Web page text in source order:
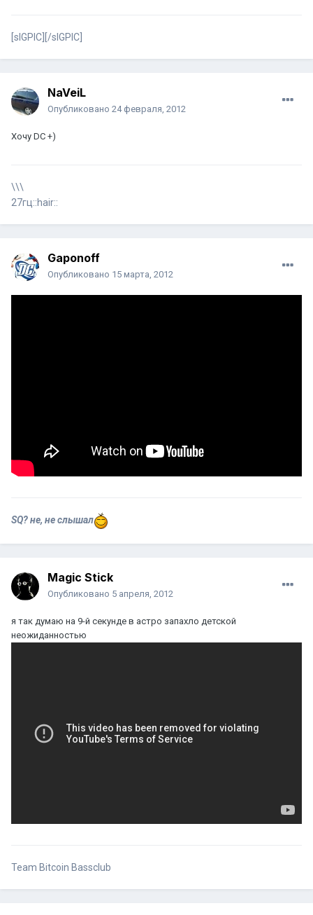
[sIGPIC][/sIGPIC]
NaVeiL
Опубликовано 24 февраля, 2012
Хочу DC +)
\\\
27гц::hair::
Gaponoff
Опубликовано 15 марта, 2012
SQ? не, не слышал
Magic Stick
Опубликовано 5 апреля, 2012
я так думаю на 9-й секунде в астро запахло детской
неожиданностью
Team Bitcoin Bassclub